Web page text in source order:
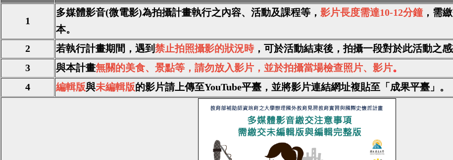
1
多媒體影音(微電影)為拍攝計畫執行之內容、活動及課程等， 影片長度需達10-12分鐘， 需
本。
2
若執行計畫期間，遇到禁止拍照攝影的狀況時，可於活動結束後，拍攝一段對於此活動之感
3
與本計畫無關的美食、景點等，請勿放入影片，並於拍攝當場檢查照片、影片。
4
編輯版與未編輯版的影片請上傳至YouTube平臺，並將影片連結網址複貼至「成果平臺」。